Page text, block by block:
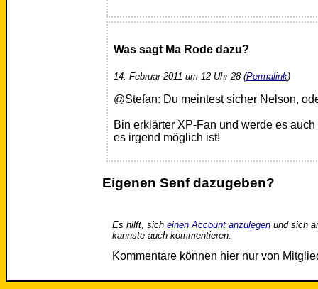
Was sagt Ma Rode dazu?
14. Februar 2011 um 12 Uhr 28 (Permalink)
@Stefan: Du meintest sicher Nelson,
Bin erklärter XP-Fan und werde es
es irgend möglich ist!
Eigenen Senf dazugeben?
Es hilft, sich einen Account anzulegenund sich
kannste auch kommentieren.
Kommentare können hier nur von